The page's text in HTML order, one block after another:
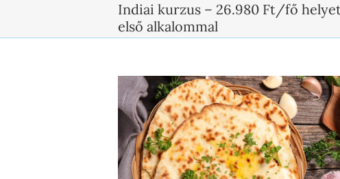
Indiai kurzus – 26.980 Ft/fő
első alkalommal